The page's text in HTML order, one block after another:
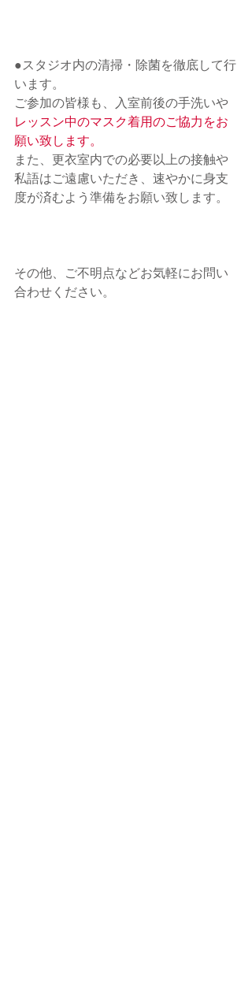
●スタジオ内の清掃・除菌を徹底して行
います。
ご参加の皆様も、入室前後の手洗いや
レッスン中のマスク着用のご協力をお
願い致します。
また、 更衣室内での必要以上の接触や
私語はご遠慮いただき、速やかに身支
度が済むよう準備をお願い致します。
その他、ご不明点などお気軽にお問い
合わせください。